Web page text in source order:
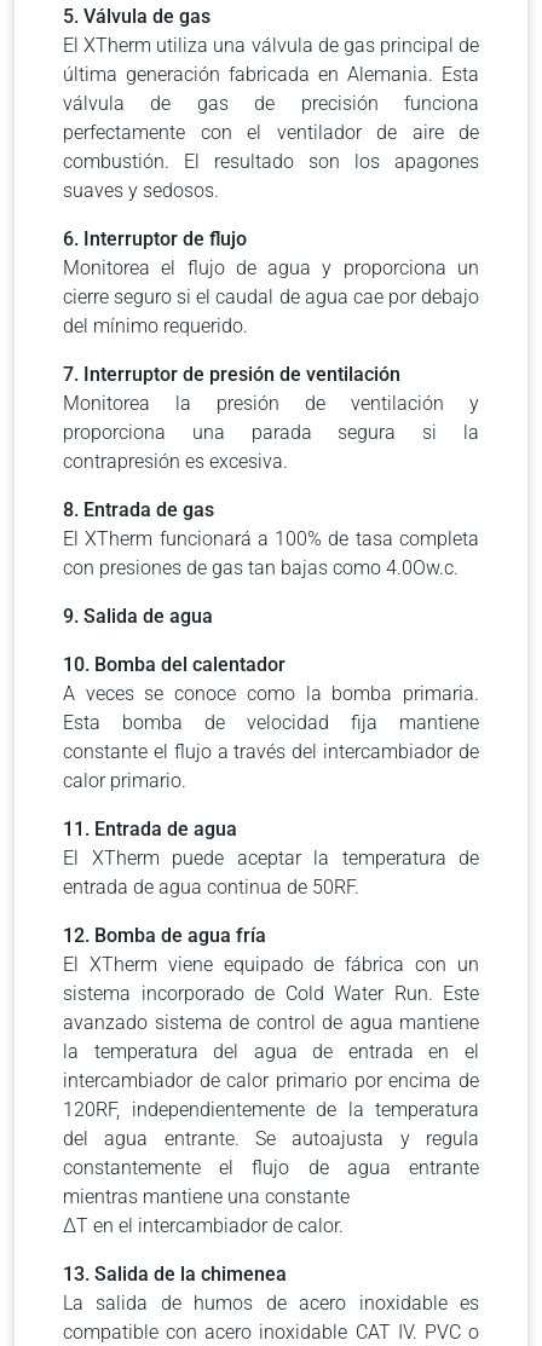
5. Válvula de gas
El XTherm utiliza una válvula de gas principal de
última generación fabricada en Alemania. Esta
válvula de gas de precisión funciona
perfectamente con el ventilador de aire de
combustión. El resultado son los apagones
suaves y sedosos.
6. Interruptor de flujo
Monitorea el flujo de agua y proporciona un
cierre seguro si el caudal de agua cae por debajo
del mínimo requerido.
7. Interruptor de presión de ventilación
Monitorea la presión de ventilación y
proporciona una parada segura si la
contrapresión es excesiva.
8. Entrada de gas
El XTherm funcionará a 100% de tasa completa
con presiones de gas tan bajas como 4.0Ow.c.
9. Salida de agua
10. Bomba del calentador
A veces se conoce como la bomba primaria.
Esta bomba de velocidad fija mantiene
constante el flujo a través del intercambiador de
calor primario.
11. Entrada de agua
El XTherm puede aceptar la temperatura de
entrada de agua continua de 50RF.
12. Bomba de agua fría
El XTherm viene equipado de fábrica con un
sistema incorporado de Cold Water Run. Este
avanzado sistema de control de agua mantiene
la temperatura del agua de entrada en el
intercambiador de calor primario por encima de
120RF, independientemente de la temperatura
del agua entrante. Se autoajusta y regula
constantemente el flujo de agua entrante
mientras mantiene una constante
ΔT en el intercambiador de calor.
13. Salida de la chimenea
La salida de humos de acero inoxidable es
compatible con acero inoxidable CAT IV. PVC o